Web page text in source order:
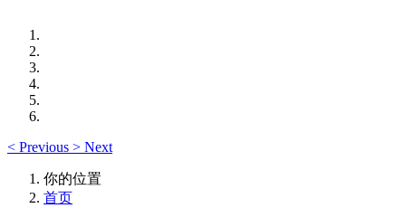
< Previous > Next
你的位置
首页